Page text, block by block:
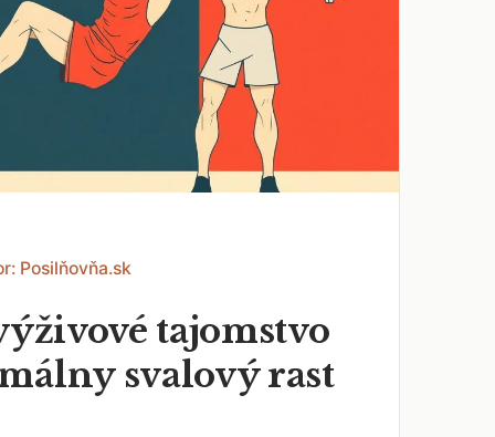
Posilňovňa.sk
tajomstvo
svalový rast